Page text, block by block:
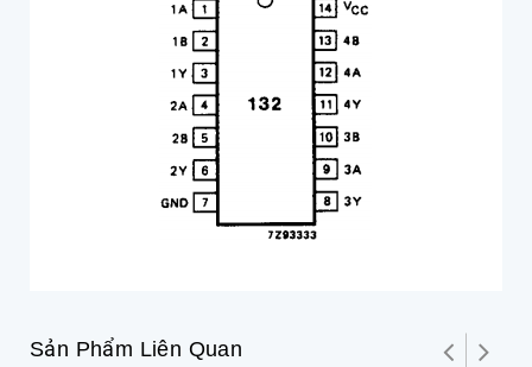
Sản Phẩm Liên Quan